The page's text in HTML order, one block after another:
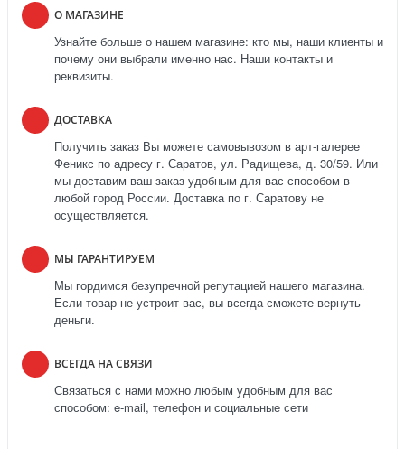
О МАГАЗИНЕ
Узнайте больше о нашем магазине: кто мы, наши клиенты и
почему они выбрали именно нас. Наши контакты и
реквизиты.
ДОСТАВКА
Получить заказ Вы можете самовывозом в арт-галерее
Феникс по адресу г. Саратов, ул. Радищева, д. 30/59. Или
мы доставим ваш заказ удобным для вас способом в
любой город России. Доставка по г. Саратову не
осуществляется.
МЫ ГАРАНТИРУЕМ
Мы гордимся безупречной репутацией нашего магазина.
Если товар не устроит вас, вы всегда сможете вернуть
деньги.
ВСЕГДА НА СВЯЗИ
Связаться с нами можно любым удобным для вас
способом: e-mail, телефон и социальные сети